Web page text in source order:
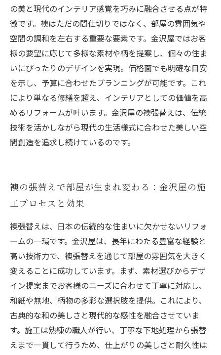
の美と現代のインテリア感覚を巧みに融合させる点が特
徴です。襖はただの間仕切りではなく、部屋の雰囲気や
空間の調和を左右する重要な要素です。金沢屋ではお客
様の要望に応じて多様な素材や柄を提案し、個々の住ま
いにぴったりのデザインを実現。価格面でも明確な目安
を示し、予算に合わせたプランニングが可能です。これ
により単なる修繕を超え、インテリアとしての価値を高
めるリフォームが叶います。金沢屋の襖張替えは、伝統
技術を活かしながら現代の生活様式に合わせた美しい空
間創造を追求し続けているのです。
襖の張替えで部屋が生まれ変わる：金沢屋の施
工プロセスと効果
襖張替えは、日本の伝統的な住まいに欠かせないリフォ
ームの一環です。金沢屋は、長年にわたる豊富な経験と
高い技術力で、襖張替えを通じて部屋の雰囲気を大きく
変えることに成功しています。まず、素材選びからデザ
イン提案までお客様のニーズに合わせて丁寧に対応し、
和紙や無地、柄物の多彩な選択肢を提供。これにより、
古典的な和の美しさと現代的な感性を融合させていま
す。施工は熟練の職人が行い、丁寧な下地処理から張替
えまで一貫して行うため、仕上がりの美しさと耐久性は